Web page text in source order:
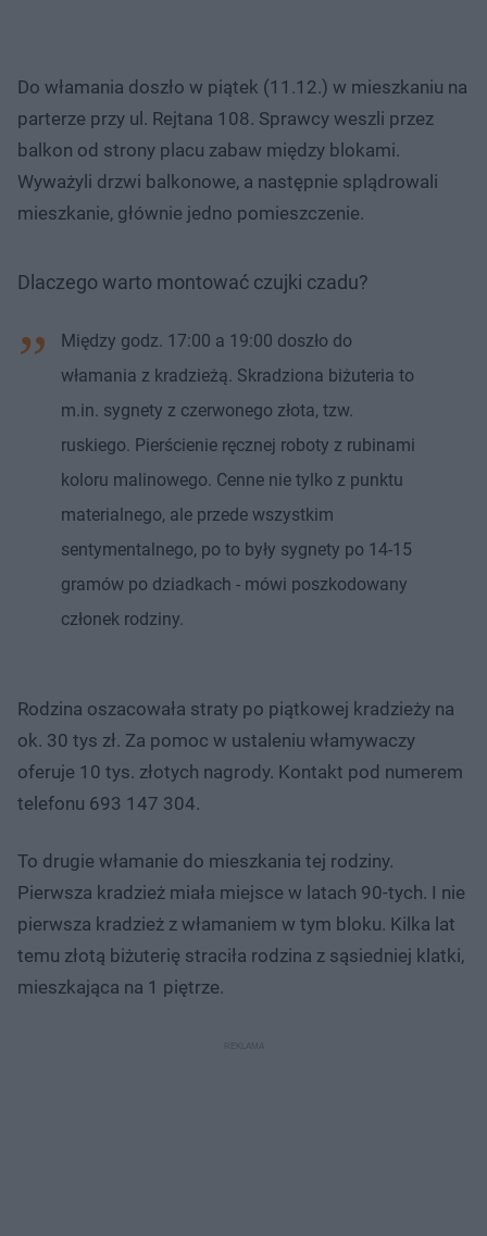
Do włamania doszło w piątek (11.12.) w mieszkaniu na
parterze przy ul. Rejtana 108. Sprawcy weszli przez
balkon od strony placu zabaw między blokami.
Wyważyli drzwi balkonowe, a następnie splądrowali
mieszkanie, głównie jedno pomieszczenie.
Dlaczego warto montować czujki czadu?
Między godz. 17:00 a 19:00 doszło do
włamania z kradzieżą. Skradziona biżuteria to
m.in. sygnety z czerwonego złota, tzw.
ruskiego. Pierścienie ręcznej roboty z rubinami
koloru malinowego. Cenne nie tylko z punktu
materialnego, ale przede wszystkim
sentymentalnego, po to były sygnety po 14-15
gramów po dziadkach - mówi poszkodowany
członek rodziny.
Rodzina oszacowała straty po piątkowej kradzieży na
ok. 30 tys zł. Za pomoc w ustaleniu włamywaczy
oferuje 10 tys. złotych nagrody. Kontakt pod numerem
telefonu 693 147 304.
To drugie włamanie do mieszkania tej rodziny.
Pierwsza kradzież miała miejsce w latach 90-tych. I nie
pierwsza kradzież z włamaniem w tym bloku. Kilka lat
temu złotą biżuterię straciła rodzina z sąsiedniej klatki,
mieszkająca na 1 piętrze.